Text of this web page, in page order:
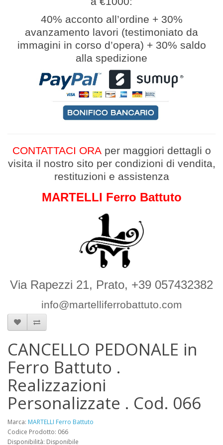
40% acconto all’ordine + 30%
avanzamento lavori (testimoniato da
immagini in corso d’opera) + 30% saldo
alla spedizione
CONTATTACI ORAper maggiori dettagli o
visita il nostro sito per condizioni di vendita,
restituzioni e assistenza
MARTELLI Ferro Battuto
Via Rapezzi 21, Prato, +39 057432382
info@martelliferrobattuto.com
CANCELLO PEDONALE in
Ferro Battuto .
Realizzazioni
Personalizzate . Cod. 066
Marca: MARTELLI Ferro Battuto
Codice Prodotto: 066
Disponibilità: Disponibile